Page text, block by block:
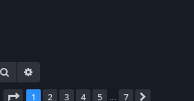
Rechercher
Page 1sur7
1 2 3 4 5 7